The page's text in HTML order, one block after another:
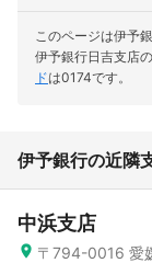
このページは伊予
伊予銀行日吉支店
ドは0174です。
伊予銀行の近隣
中浜支店
〒794-0016 愛